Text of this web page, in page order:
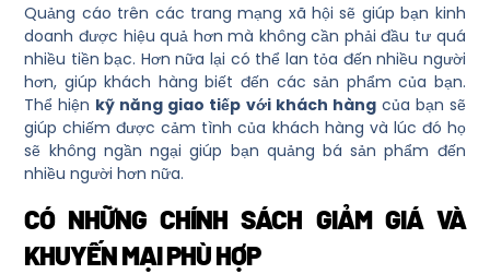
Quảng cáo trên các trang mạng xã hội sẽ giúp bạn kinh
doanh được hiệu quả hơn mà không cần phải đầu tư quá
nhiều tiền bạc. Hơn nữa lại có thể lan tỏa đến nhiều người
hơn, giúp khách hàng biết đến các sản phẩm của bạn.
Thể hiện kỹ năng giao tiếp với khách hàngcủa bạn sẽ
giúp chiếm được cảm tình của khách hàng và lúc đó họ
sẽ không ngần ngại giúp bạn quảng bá sản phẩm đến
nhiều người hơn nữa.
CÓ NHỮNG CHÍNH SÁCH GIẢM GIÁ VÀ
KHUYẾN MẠI PHÙ HỢP